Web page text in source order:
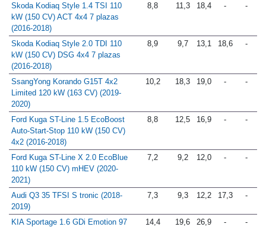
Skoda Kodiaq Style 1.4 TSI 110
kW (150 CV) ACT 4x4 7 plazas
(2016-2018)
8,8 11,3 18,4 - -
Skoda Kodiaq Style 2.0 TDI 110
kW (150 CV) DSG 4x4 7 plazas
(2016-2018)
8,9 9,7 13,1 18,6 -
SsangYong Korando G15T 4x2
Limited 120 kW (163 CV) (2019-
2020)
10,2 18,3 19,0 - -
Ford Kuga ST-Line 1.5 EcoBoost
Auto-Start-Stop 110 kW (150 CV)
4x2 (2016-2018)
8,8 12,5 16,9 - -
Ford Kuga ST-Line X 2.0 EcoBlue
110 kW (150 CV) mHEV (2020-
2021)
7,2 9,2 12,0 - -
Audi Q3 35 TFSI S tronic (2018-
2019)
7,3 9,3 12,2 17,3 -
KIA Sportage 1.6 GDi Emotion 97 14,4 19,6 26,9 - -